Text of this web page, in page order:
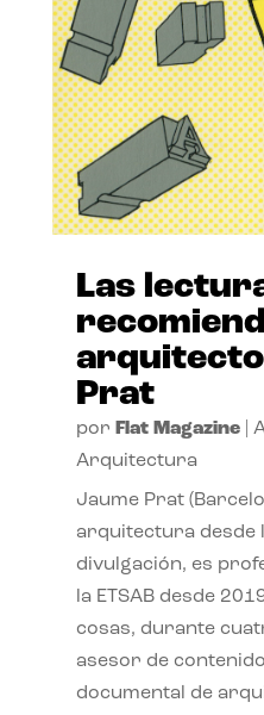
Las
Prat
por Flat Magazine|
Arquitectura
Jaume Prat
arquitectura desde
divulgación, es
la ETSAB desde
cosas, durante
asesor de
documental de